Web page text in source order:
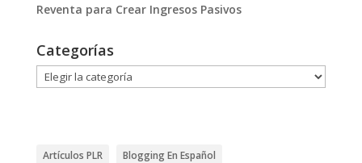
Reventa para Crear Ingresos Pasivos
Categorías
Categorías
Artículos PLR
Blogging En Español